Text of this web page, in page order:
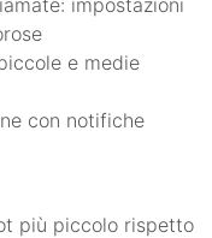
impostazioni
e medie
con notifiche
più piccolo rispetto